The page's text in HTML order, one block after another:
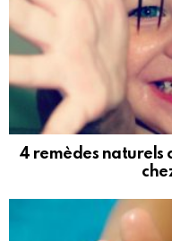
4 remèdes naturels